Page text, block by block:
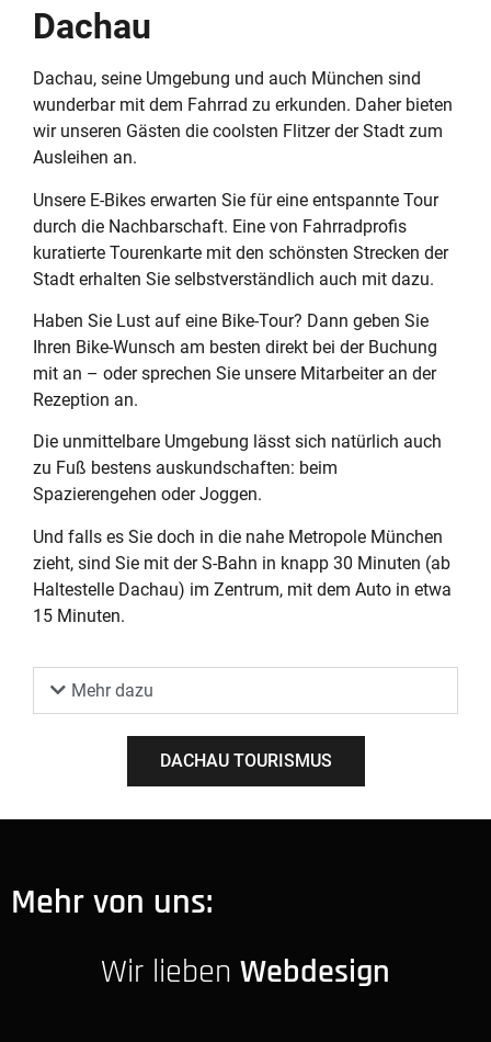
Dachau
Dachau, seine Umgebung und auch München sind
wunderbar mit dem Fahrrad zu erkunden. Daher bieten
wir unseren Gästen die coolsten Flitzer der Stadt zum
Ausleihen an.
Unsere E-Bikes erwarten Sie für eine entspannte Tour
durch die Nachbarschaft. Eine von Fahrradprofis
kuratierte Tourenkarte mit den schönsten Strecken der
Stadt erhalten Sie selbstverständlich auch mit dazu.
Haben Sie Lust auf eine Bike-Tour? Dann geben Sie
Ihren Bike-Wunsch am besten direkt bei der Buchung
mit an – oder sprechen Sie unsere Mitarbeiter an der
Rezeption an.
Die unmittelbare Umgebung lässt sich natürlich auch
zu Fuß bestens auskundschaften: beim
Spazierengehen oder Joggen.
Und falls es Sie doch in die nahe Metropole München
zieht, sind Sie mit der S-Bahn in knapp 30 Minuten (ab
Haltestelle Dachau) im Zentrum, mit dem Auto in etwa
15 Minuten.
Mehr dazu
DACHAU TOURISMUS
Mehr von uns:
Wir lieben Webdesign